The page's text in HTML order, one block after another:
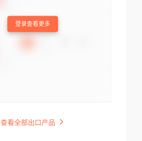
登录查看更多
查看全部出口产品